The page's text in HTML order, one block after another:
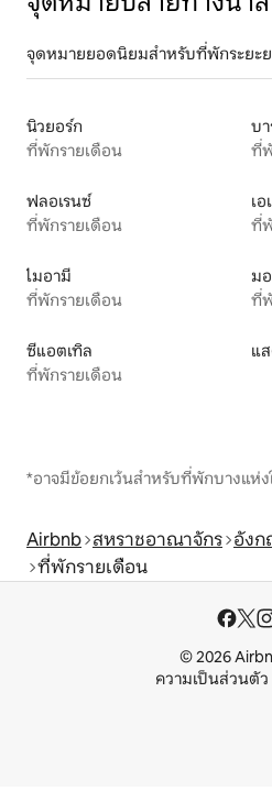
จุดหมายยอดนิยมสำหรับที่พักระยะย
นิวยอร์ก
ที่พักรายเดือน
บา
ที่
ฟลอเรนซ์
ที่พักรายเดือน
เ
ที่
ไมอามี
ที่พักรายเดือน
ม
ที่
ซีแอตเทิล
ที่พักรายเดือน
แ
*อาจมีข้อยกเว้นสำหรับที่พักบางแห่
Airbnb สหราชอาณาจักร อังก
ที่พักรายเดือน
© 2026
ความเป็นส่วนตัว